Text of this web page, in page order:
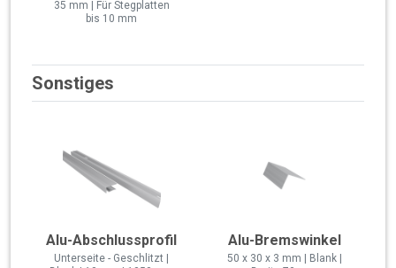
35 mm | Für Stegplatten
bis 10 mm
Sonstiges
Alu-Abschlussprofil
Unterseite - Geschlitzt |
Alu-Bremswinkel
50 x 30 x 3 mm | Blank |